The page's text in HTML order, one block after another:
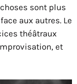
sont plus
aux autres. Le
théâtraux
et